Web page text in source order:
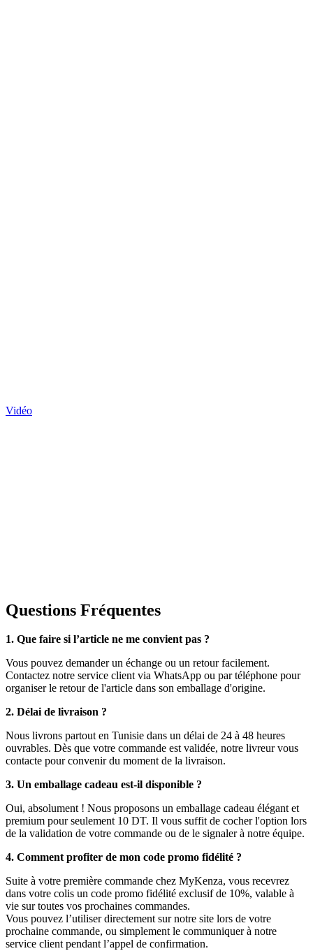
Vidéo
Questions Fréquentes
1. Que faire si l’article ne me convient pas ?
Vous pouvez demander un échange ou un retour facilement.
Contactez notre service client via WhatsApp ou par téléphone pour
organiser le retour de l'article dans son emballage d'origine.
2. Délai de livraison ?
Nous livrons partout en Tunisie dans un délai de 24 à 48 heures
ouvrables. Dès que votre commande est validée, notre livreur vous
contacte pour convenir du moment de la livraison.
3. Un emballage cadeau est-il disponible ?
Oui, absolument ! Nous proposons un emballage cadeau élégant et
premium pour seulement 10 DT. Il vous suffit de cocher l'option lors
de la validation de votre commande ou de le signaler à notre équipe.
4. Comment profiter de mon code promo fidélité ?
Suite à votre première commande chez MyKenza, vous recevrez
dans votre colis un code promo fidélité exclusif de 10%, valable à
vie sur toutes vos prochaines commandes.
Vous pouvez l’utiliser directement sur notre site lors de votre
prochaine commande, ou simplement le communiquer à notre
service client pendant l’appel de confirmation.